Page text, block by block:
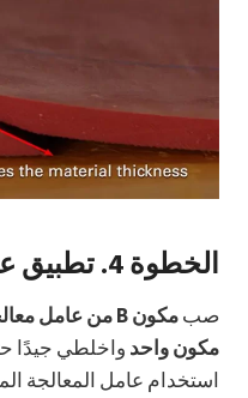
الخطوة 4. تطبيق
صبمكون B من عامل معالجة المطاط LPT366
مكون واحد
استخدام عامل المعالجة